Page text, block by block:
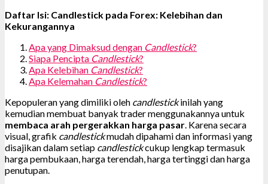
Daftar Isi: Candlestick pada Forex: Kelebihan dan
Kekurangannya
Apa yang Dimaksud dengan Candlestick?
Siapa Pencipta Candlestick?
Apa Kelebihan Candlestick?
Apa Kelemahan Candlestick?
Kepopuleran yang dimiliki oleh candlestickinilah yang
kemudian membuat banyak trader menggunakannya untuk
membaca arah pergerakkan harga pasar . Karena secara
visual, grafik candlestickmudah dipahami dan informasi yang
disajikan dalam setiap candlestickcukup lengkap termasuk
harga pembukaan, harga terendah, harga tertinggi dan harga
penutupan.